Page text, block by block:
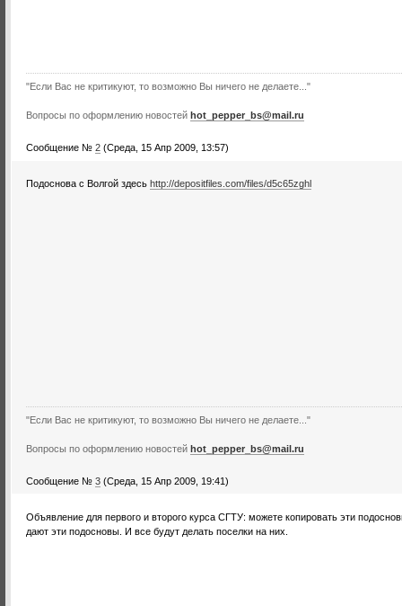
"Если Вас не критикуют, то возможно Вы ничего не делаете..."
Вопросы по оформлению новостей hot_pepper_bs@mail.ru
Сообщение № 2 (Среда, 15 Апр 2009, 13:57)
Подоснова с Волгой здесь http://depositfiles.com/files/d5c65zghl
"Если Вас не критикуют, то возможно Вы ничего не делаете..."
Вопросы по оформлению новостей hot_pepper_bs@mail.ru
Сообщение № 3 (Среда, 15 Апр 2009, 19:41)
Объявление для первого и второго курса СГТУ: можете копировать эти
дают эти подосновы. И все будут делать поселки на них.